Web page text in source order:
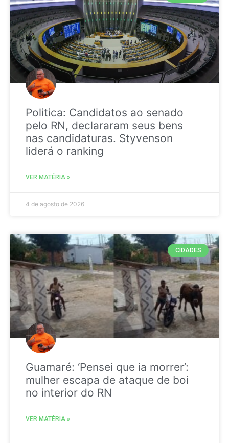
Politica: Candidatos ao senado
pelo RN, declararam seus bens
nas candidaturas. Styvenson
liderá o ranking
VER MATÉRIA »
4 de agosto de 2026
CIDADES
Guamaré: ‘Pensei que ia morrer’:
mulher escapa de ataque de boi
no interior do RN
VER MATÉRIA »